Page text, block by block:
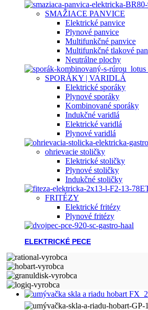
SMAŽIACE PANVICE
Elektrické panvice
Plynové panvice
Multifunkčné panvice
Multifunkčné tlakové
Neutrálne plochy
SPORÁKY | VARIDLÁ
Elektrické sporáky
Plynové sporáky
Kombinované sporáky
Indukčné varidlá
Elektrické varidlá
Plynové varidlá
ohrievacie stoličky
Elektrické stoličky
Plynové stoličky
Indukčné stoličky
FRITÉZY
Elektrické fritézy
Plynové fritézy
ELEKTRICKÉ PECE